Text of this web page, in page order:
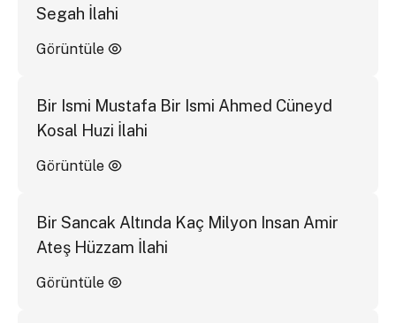
Segah İlahi
Görüntüle
Bir Ismi Mustafa Bir Ismi Ahmed Cüneyd
Kosal Huzi İlahi
Görüntüle
Bir Sancak Altında Kaç Milyon Insan Amir
Ateş Hüzzam İlahi
Görüntüle